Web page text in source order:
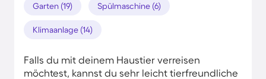
Garten (19) Spülmaschine (6)
Klimaanlage (14)
Falls du mit deinem Haustier verreisen
möchtest, kannst du sehr leicht tierfreundliche